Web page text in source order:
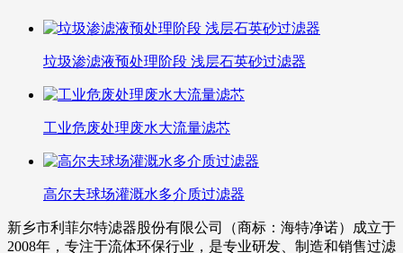
垃圾渗滤液预处理阶段 浅层石英砂过滤器
工业危废处理废水大流量滤芯
高尔夫球场灌溉水多介质过滤器
新乡市利菲尔特滤器股份有限公司（商标：海特净诺）成立于
2008年，专注于流体环保行业，是专业研发、制造和销售过滤